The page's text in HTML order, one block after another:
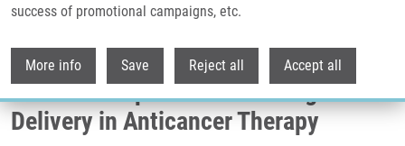
success of promotional campaigns, etc.
More info Save Reject all Accept all
Delivery In Anticancer Therapy
Graphene Oxide Nanoplatforms to
Enhance Cisplatin-Based Drug
Delivery in Anticancer Therapy